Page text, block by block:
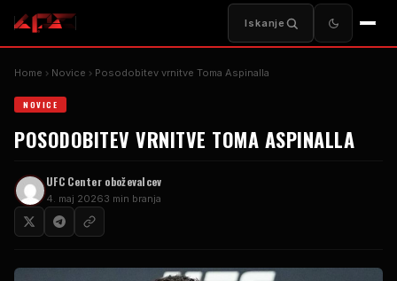
Iskanje
Home Novice Posodobitev vrnitve Toma Aspinalla
NOVICE
POSODOBITEV VRNITVE TOMA ASPINALLA
UFCCenter oboževalcev
4. maj 20263 min branja